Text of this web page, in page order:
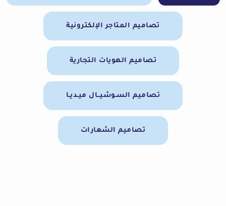
تصاميم المتاجر الإلكترونية
تصاميم الهويات التجارية
تصاميم السـوشيــال ميـديـا
تصاميم الشعارات